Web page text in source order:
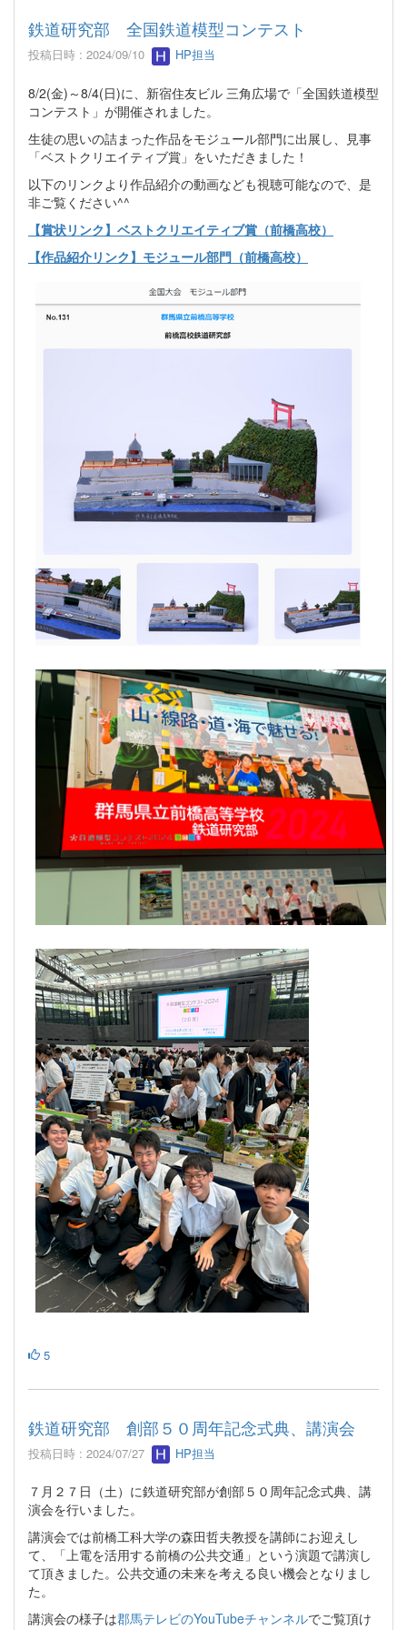
鉄道研究部 全国鉄道模型コンテスト
投稿日時 : 2024/09/10 HP担当
8/2(金)～8/4(日)に、新宿住友ビル 三角広場で「全国鉄道模型
コンテスト」が開催されました。
生徒の思いの詰まった作品をモジュール部門に出展し、見事
「ベストクリエイティブ賞」をいただきました！
以下のリンクより作品紹介の動画なども視聴可能なので、是
非ご覧ください^^
【賞状リンク】ベストクリエイティブ賞（前橋高校）
【作品紹介リンク】モジュール部門（前橋高校）
5
鉄道研究部 創部５０周年記念式典、講演会
投稿日時 : 2024/07/27 HP担当
７月２７日（土）に鉄道研究部が創部５０周年記念式典、講
演会を行いました。
講演会では前橋工科大学の森田哲夫教授を講師にお迎えし
て、「上電を活用する前橋の公共交通」という演題で講演し
て頂きました。公共交通の未来を考える良い機会となりまし
た。
講演会の様子は郡馬テレビのYouTubeチャンネルでご覧頂け